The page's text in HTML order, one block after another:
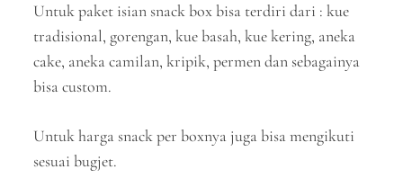
Untuk paket isian snack box bisa terdiri dari : kue
tradisional, gorengan, kue basah, kue kering, aneka
cake, aneka camilan, kripik, permen dan sebagainya
bisa custom.
Untuk harga snack per boxnya juga bisa mengikuti
sesuai bugjet.